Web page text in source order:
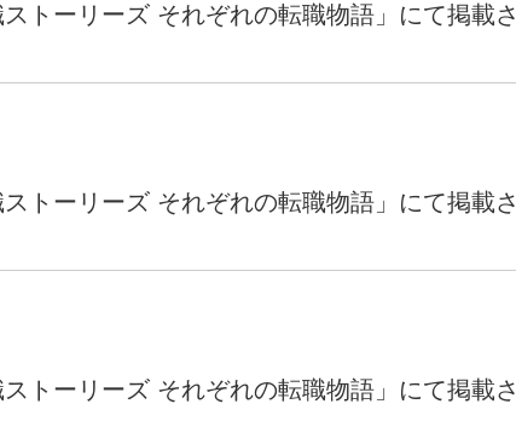
トーリーズ それぞれの転職物語」にて掲載さ
トーリーズ それぞれの転職物語」にて掲載さ
トーリーズ それぞれの転職物語」にて掲載さ